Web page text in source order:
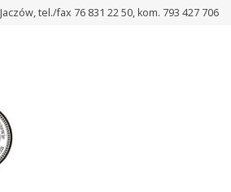
tel./fax 76 831 22 50, kom. 793 427 706